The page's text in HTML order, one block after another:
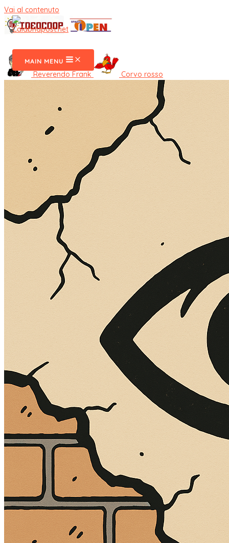
Vai al contenuto
MAIN MENU
Reverendo Frank Corvo rosso